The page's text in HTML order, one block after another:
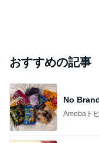
おすすめの記事
No
Amebaト